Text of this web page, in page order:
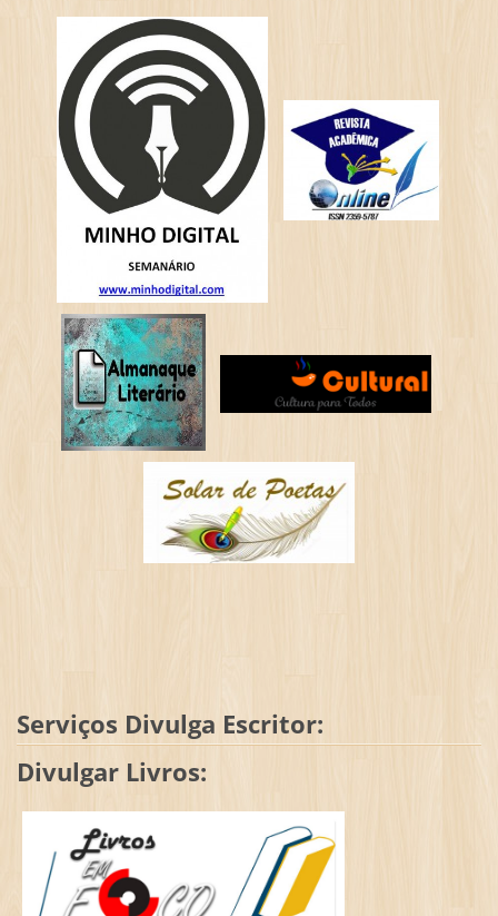
Serviços Divulga Escritor:
Divulgar Livros: